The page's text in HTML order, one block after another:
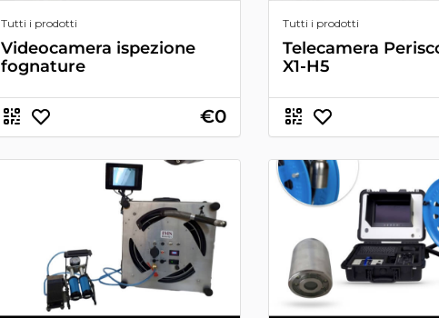
Tutti i prodotti
Videocamera ispezione
fognature
€0
Tutti i prodotti
Telecamera
X1-H5